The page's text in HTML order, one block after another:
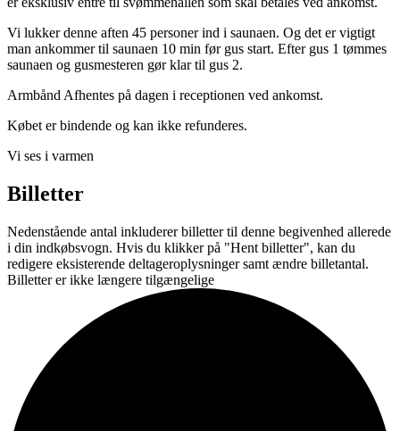
Vi lukker denne aften 45 personer ind i saunaen. Og det er vigtigt
man ankommer til saunaen 10 min før gus start. Efter gus 1 tømmes
saunaen og gusmesteren gør klar til gus 2.
Armbånd Afhentes på dagen i receptionen ved ankomst.
Købet er bindende og kan ikke refunderes.
Vi ses i varmen
Billetter
Nedenstående antal inkluderer billetter til denne begivenhed allerede
i din indkøbsvogn. Hvis du klikker på "Hent billetter", kan du
redigere eksisterende deltageroplysninger samt ændre billetantal.
Billetter er ikke længere tilgængelige